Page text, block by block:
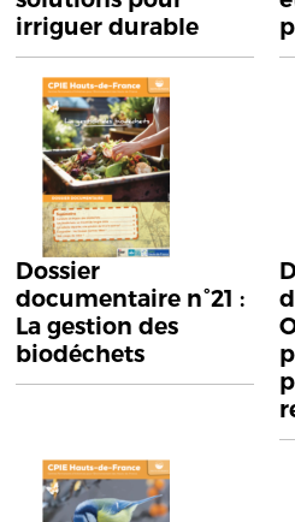
irriguer durable
Dossier
documentaire n°21 :
La gestion des
biodéchets